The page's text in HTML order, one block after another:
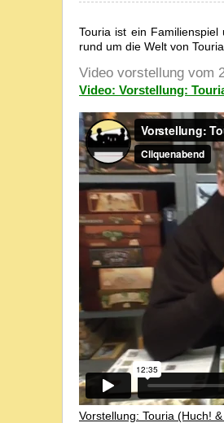
Touria ist ein
rund um die Welt von
Video vorstellung vom
Video: Vorstellung:
Vorstellung: Touria (Huch!